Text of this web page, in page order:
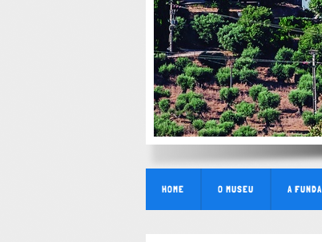
HOME O MUSEU A